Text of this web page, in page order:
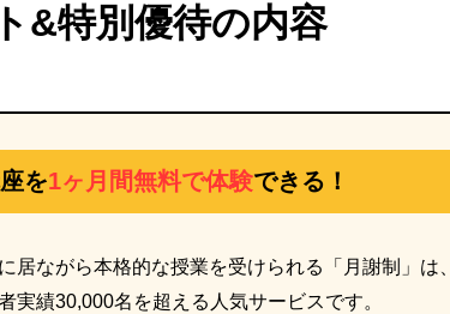
&特別優待の内容
を1ヶ月間無料で体験できる！
居ながら本格的な授業を受けられる「月謝制」は、
実績30,000名を超える人気サービスです。